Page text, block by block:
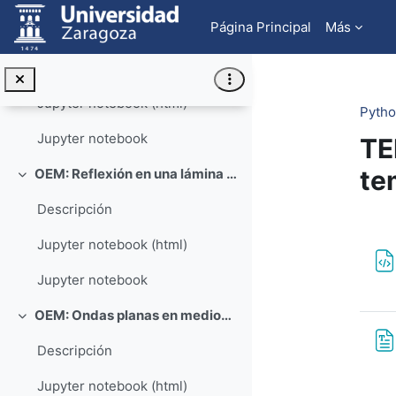
Salta al contenido principal
Página Principal
Más
Colapsar OEM: Corrientes de deplazamiento: carga de un condensador
Jupyter notebook (html)
Jupyter notebook
Colapsar OEM: Reflexión en una lámina dieléctrica (ejemplo de tratamiento de errores estadísticos)
Descripción
Jupyter notebook (html)
Jupyter notebook
Colapsar OEM: Ondas planas en medios conductores
Descripción
Jupyter notebook (html)